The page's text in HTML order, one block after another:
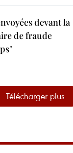
devant la
de fraude
Télécharger plus